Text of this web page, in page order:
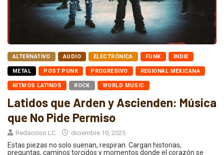
ALTERNATIVO AUDIO ELECTRÓNICA FUNK INDIE
METAL POST PUNK PROGRESIVO REGIONAL MEXICANA
RITMOS LATINOS ROCK WORLD MUSIC
Latidos que Arden y Ascienden: Música
que No Pide Permiso
Redaccion LC diciembre 10, 2025
Estas piezas no solo suenan, respiran. Cargan historias,
preguntas, caminos torcidos y momentos donde el corazón se